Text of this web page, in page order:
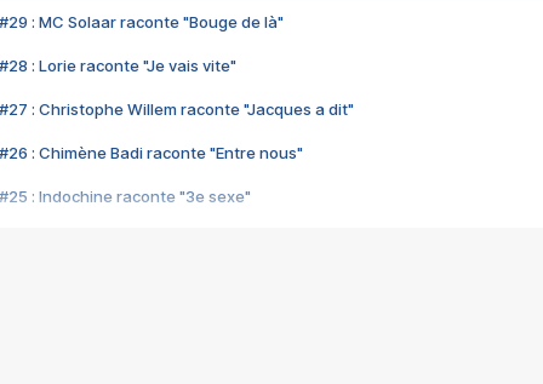
#29 : MC Solaar raconte "Bouge de là"
#28 : Lorie raconte "Je vais vite"
#27 : Christophe Willem raconte "Jacques a dit"
#26 : Chimène Badi raconte "Entre nous"
#25 : Indochine raconte "3e sexe"